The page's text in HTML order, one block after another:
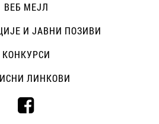
ВЕБ МЕЈЛ
И ЈАВНИ ПОЗИВИ
КОНКУРСИ
ЛИНКОВИ